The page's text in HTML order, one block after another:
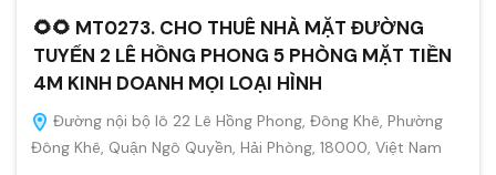
🌻🌻 MT0273. CHO THUÊ NHÀ MẶT ĐƯỜNG
TUYẾN 2 LÊ HỒNG PHONG 5 PHÒNG MẶT TIỀN
4M KINH DOANH MỌI LOẠI HÌNH
Đường nội bộ lô 22 Lê Hồng Phong, Đông Khê, Phường
Đông Khê, Quận Ngô Quyền, Hải Phòng, 18000, Việt Nam